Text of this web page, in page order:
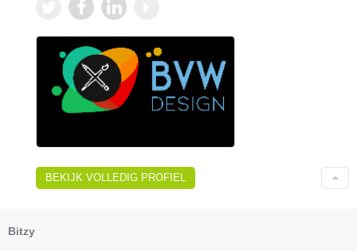
BEKIJK VOLLEDIG PROFIEL
Bitzy